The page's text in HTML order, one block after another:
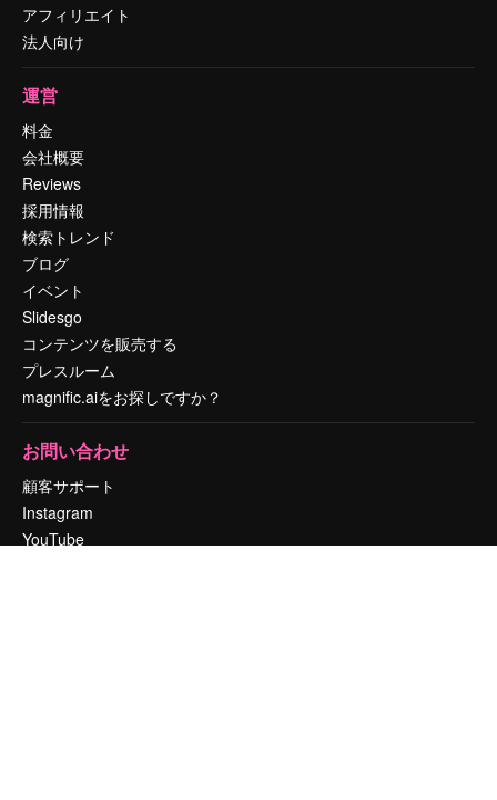
アフィリエイト
法人向け
運営
料金
会社概要
Reviews
採用情報
検索トレンド
ブログ
イベント
Slidesgo
コンテンツを販売する
プレスルーム
magnific.aiをお探しですか？
お問い合わせ
顧客サポート
Instagram
YouTube